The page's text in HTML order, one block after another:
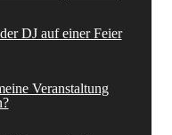
DJ auf einer Feier
Veranstaltung